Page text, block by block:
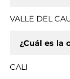
VALLE DEL
¿Cuál es la
CALI